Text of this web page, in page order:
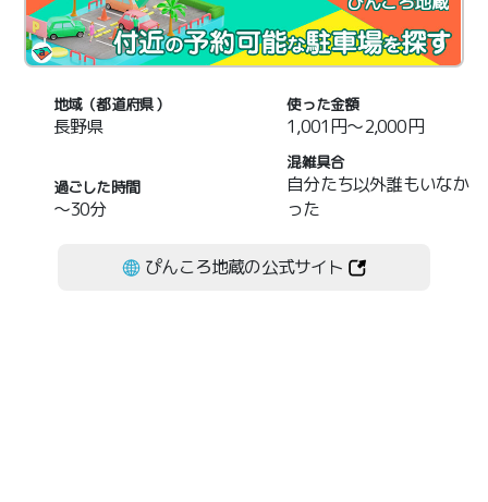
地域（都道府県）
長野県
使った金額
1,001円～2,000円
過ごした時間
～30分
混雑具合
自分たち以外誰もいなか
った
ぴんころ地蔵の公式サイト